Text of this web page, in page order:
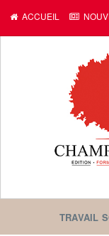
ACCUEIL
TRAVAIL